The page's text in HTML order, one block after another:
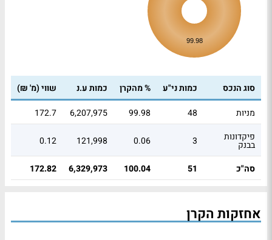
99.98
סוג הנכס כמות ני"ע % מהקרן כמות ע.נ
שווי (מ' ₪)
מניות
48
99.98
6,207,975
172.7
פיקדונות
בבנק 3
0.06
121,998
0.12
סה"כ 51
100.04
6,329,973
172.82
אחזקות הקרן